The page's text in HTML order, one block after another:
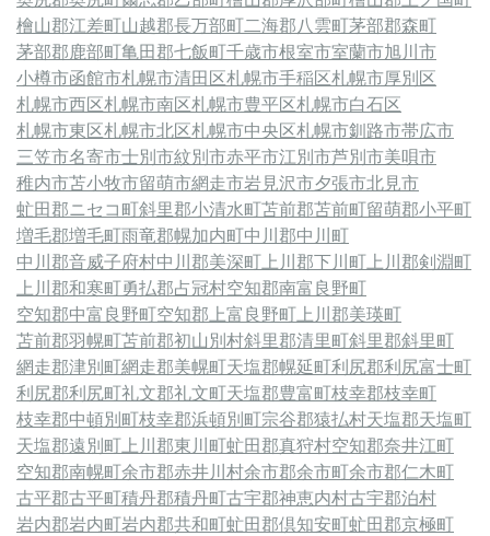
檜山郡江差町山越郡長万部町二海郡八雲町茅部郡森町
茅部郡鹿部町亀田郡七飯町千歳市根室市室蘭市旭川市
小樽市函館市札幌市清田区札幌市手稲区札幌市厚別区
札幌市西区札幌市南区札幌市豊平区札幌市白石区
札幌市東区札幌市北区札幌市中央区札幌市釧路市帯広市
三笠市名寄市士別市紋別市赤平市江別市芦別市美唄市
稚内市苫小牧市留萌市網走市岩見沢市夕張市北見市
虻田郡ニセコ町斜里郡小清水町苫前郡苫前町留萌郡小平町
増毛郡増毛町雨竜郡幌加内町中川郡中川町
中川郡音威子府村中川郡美深町 上川郡下川町 上川郡剣淵町
上川郡和寒町勇払郡占冠村空知郡南富良野町
空知郡中富良野町空知郡上富良野町 上川郡美瑛町
苫前郡羽幌町苫前郡初山別村斜里郡清里町斜里郡斜里町
網走郡津別町網走郡美幌町天塩郡幌延町利尻郡利尻富士町
利尻郡利尻町礼文郡礼文町天塩郡豊富町枝幸郡枝幸町
枝幸郡中頓別町枝幸郡浜頓別町宗谷郡猿払村天塩郡天塩町
天塩郡遠別町 上川郡東川町虻田郡真狩村空知郡奈井江町
空知郡南幌町余市郡赤井川村余市郡余市町余市郡仁木町
古平郡古平町積丹郡積丹町古宇郡神恵内村古宇郡泊村
岩内郡岩内町岩内郡共和町虻田郡倶知安町虻田郡京極町